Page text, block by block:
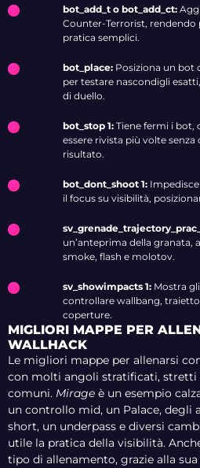
bot_add_t o bot_add_ct:
Counter-Terrorist, rendendo
pratica semplici.
bot_place: Posiziona un bot
per testare nascondigli
di duello.
bot_stop 1: Tiene fermi i bot,
essere rivista più volte
risultato.
bot_dont_shoot 1:
il focus su visibilità,
un’anteprima della granata,
smoke, flash e molotov.
sv_showimpacts 1: Mostra
controllare wallbang,
coperture.
MIGLIORI MAPPE PER
WALLHACK
Le migliori mappe per allenarsi
con molti angoli stratificati, stretti
comuni. Mirage è un esempio
un controllo mid, un Palace, degli
short, un underpass e diversi
utile la pratica della visibilità.
tipo di allenamento, grazie alla